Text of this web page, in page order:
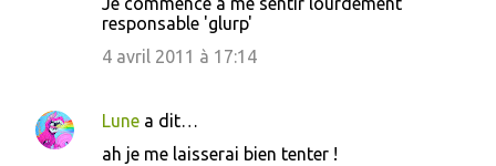
responsable 'glurp'
4 avril 2011 à 17:14
Lune a dit…
ah je me laisserai bien tenter !